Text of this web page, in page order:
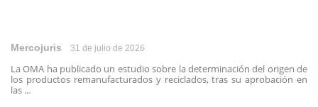
Mercojuris 31 de julio de 2026
La OMA ha publicado un estudio sobre la determinación del origen de
los productos remanufacturados y reciclados, tras su aprobación en
las ...